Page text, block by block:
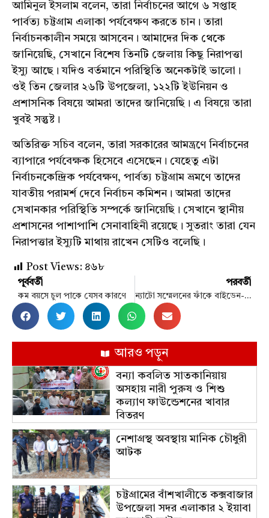
আমিনুল ইসলাম বলেন, তারা নির্বাচনের আগে ৬ সপ্তাহ
পার্বত্য চট্টগ্রাম এলাকা পর্যবেক্ষণ করতে চান। তারা
নির্বাচনকালীন সময়ে আসবেন। আমাদের দিক থেকে
জানিয়েছি, সেখানে বিশেষ তিনটি জেলায় কিছু নিরাপত্তা
ইস্যু আছে। যদিও বর্তমানে পরিস্থিতি অনেকটাই ভালো।
ওই তিন জেলার ২৬টি উপজেলা, ১২২টি ইউনিয়ন ও
প্রশাসনিক বিষয়ে আমরা তাদের জানিয়েছি। এ বিষয়ে তারা
খুবই সন্তুষ্ট।
অতিরিক্ত সচিব বলেন, তারা সরকারের আমন্ত্রণে নির্বাচনের
ব্যাপারে পর্যবেক্ষক হিসেবে এসেছেন। যেহেতু এটা
নির্বাচনকেন্দ্রিক পর্যবেক্ষণ, পার্বত্য চট্টগ্রাম ভ্রমণে তাদের
যাবতীয় পরামর্শ দেবে নির্বাচন কমিশন। আমরা তাদের
সেখানকার পরিস্থিতি সম্পর্কে জানিয়েছি। সেখানে স্থানীয়
প্রশাসনের পাশাপাশি সেনাবাহিনী রয়েছে। সুতরাং তারা যেন
নিরাপত্তার ইস্যুটি মাথায় রাখেন সেটিও বলেছি।
Post Views: ৪৬৮
পূর্ববর্তী
কম বয়সে চুল পাকে যেসব কারণে
পরবর্তী
ন্যাটো সম্মেলনের ফাঁকে বাইডেন-এরদোয়ান বৈঠক
আরও পড়ুন
বন্যা কবলিত সাতকানিয়ায়
অসহায় নারী পুরুষ ও শিশু
কল্যাণ ফাউন্ডেশনের খাবার
বিতরণ
নেশাগ্রস্থ অবস্থায় মানিক চৌধুরী
আটক
চট্টগ্রামের বাঁশখালীতে কক্সবাজার
উপজেলা সদর এলাকার ২ ইয়াবা